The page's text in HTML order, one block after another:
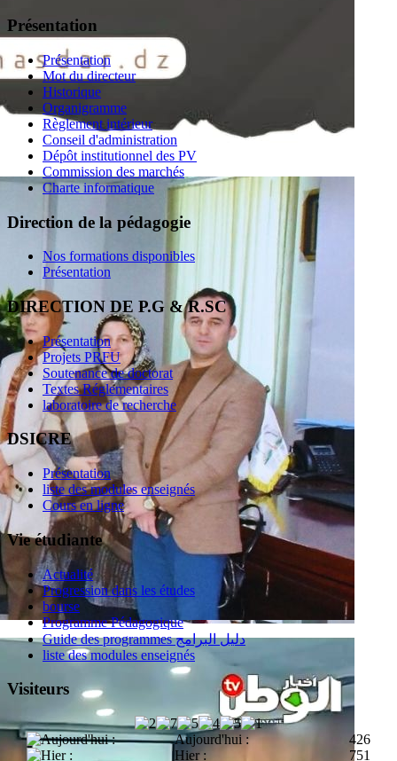
Présentation
Présentation
Mot du directeur
Historique
Organigramme
Règlement intérieur
Conseil d'administration
Dépôt institutionnel des PV
Commission des marchés
Charte informatique
Direction de la pédagogie
Nos formations disponibles
Présentation
DIRECTION DE P.G & R.SC
Présentation
Projets PRFU
Soutenance de doctorat
Textes Réglementaires
laboratoire de recherche
DSICRE
Présentation
liste des modules enseignés
Cours en ligne
Vie étudiante
Actualité
Progression dans les études
bourse
Programme Pédagogique
Guide des programmes دليل البرامج
liste des modules enseignés
Visiteurs
Aujourd'hui :
426
Hier :
751